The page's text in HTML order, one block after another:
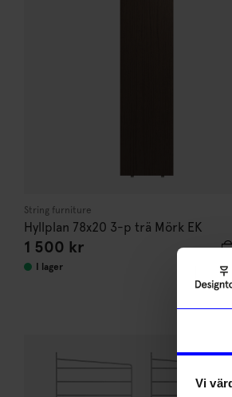
Vi
String furniture
Hyllplan 78x20 3-p trä Mörk EK
1 500 kr
I lager